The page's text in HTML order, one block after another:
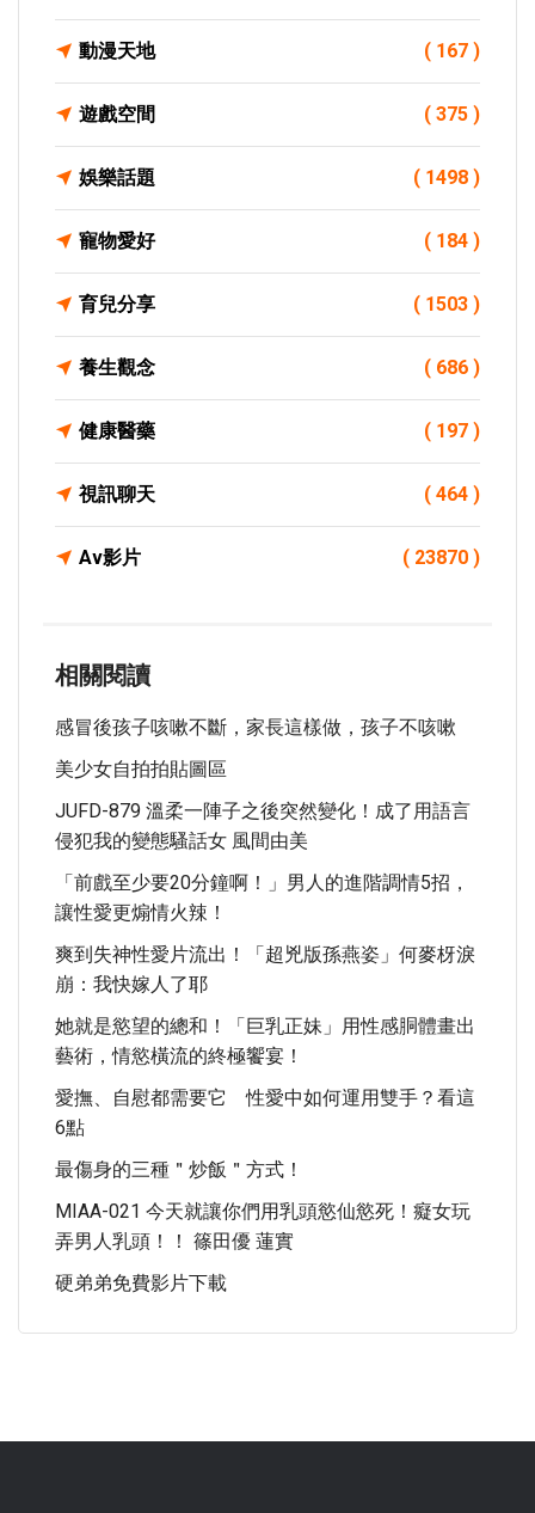
動漫天地 ( 167 )
遊戲空間 ( 375 )
娛樂話題 ( 1498 )
寵物愛好 ( 184 )
育兒分享 ( 1503 )
養生觀念 ( 686 )
健康醫藥 ( 197 )
視訊聊天 ( 464 )
Av影片 ( 23870 )
相關閱讀
感冒後孩子咳嗽不斷，家長這樣做，孩子不咳嗽
美少女自拍拍貼圖區
JUFD-879 溫柔一陣子之後突然變化！成了用語言
侵犯我的變態騷話女 風間由美
「前戲至少要20分鐘啊！」男人的進階調情5招，
讓性愛更煽情火辣！
爽到失神性愛片流出！「超兇版孫燕姿」何麥枒淚
崩：我快嫁人了耶
她就是慾望的總和！「巨乳正妹」用性感胴體畫出
藝術，情慾橫流的終極饗宴！
愛撫、自慰都需要它 性愛中如何運用雙手？看這
6點
最傷身的三種＂炒飯＂方式！
MIAA-021 今天就讓你們用乳頭慾仙慾死！癡女玩
弄男人乳頭！！ 篠田優 蓮實
硬弟弟免費影片下載